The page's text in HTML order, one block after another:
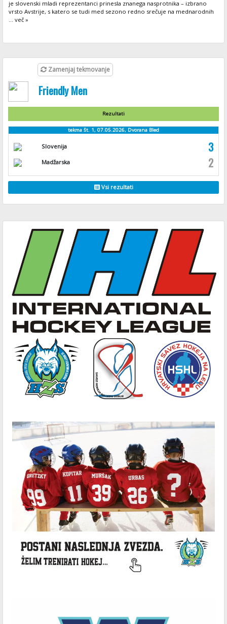
je slovenski mladi reprezentanci prinesla znanega nasprotnika – izbrano
vrsto Avstrije, s katero se tudi med sezono redno srečuje na mednarodnih
... več »
Zamenjaj tekmovanje
Friendly Men
Rezultati
tekma št. 1, 07.05.2026, Dvorana Bled
Slovenija 3
Madžarska 2
Vsi rezultati